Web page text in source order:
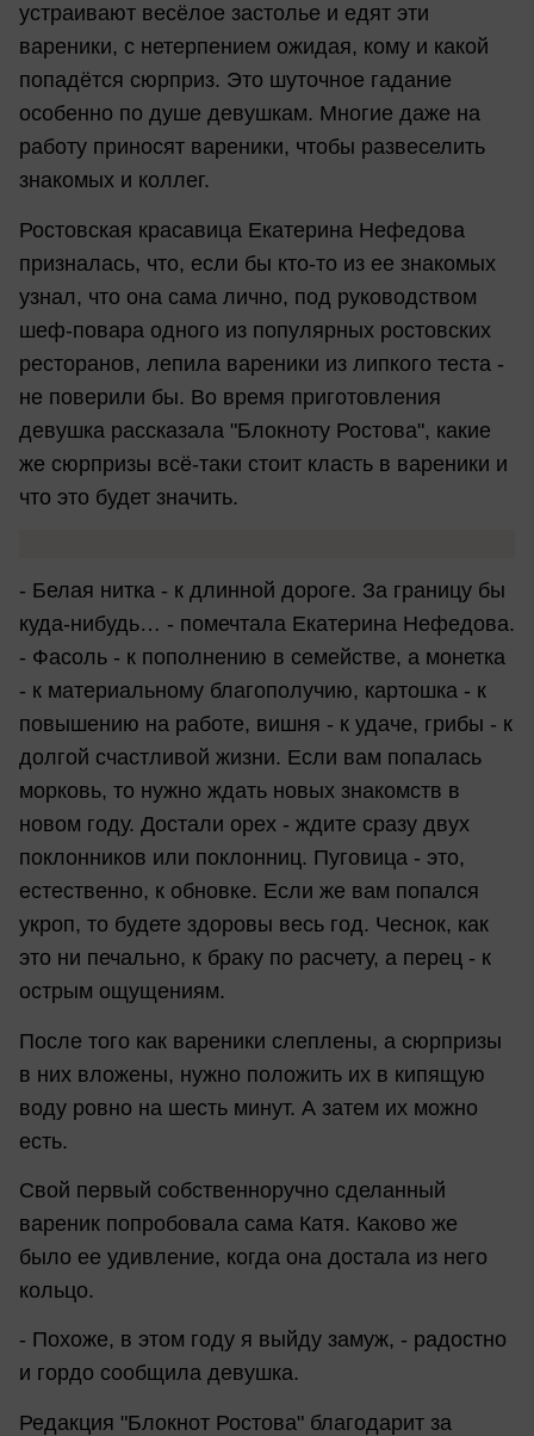
устраивают весёлое застолье и едят эти
вареники, с нетерпением ожидая, кому и какой
попадётся сюрприз. Это шуточное гадание
особенно по душе девушкам. Многие даже на
работу приносят вареники, чтобы развеселить
знакомых и коллег.
Ростовская красавица Екатерина Нефедова
призналась, что, если бы кто-то из ее знакомых
узнал, что она сама лично, под руководством
шеф-повара одного из популярных ростовских
ресторанов, лепила вареники из липкого теста -
не поверили бы. Во время приготовления
девушка рассказала "Блокноту Ростова", какие
же сюрпризы всё-таки стоит класть в вареники и
что это будет значить.
- Белая нитка - к длинной дороге. За границу бы
куда-нибудь… - помечтала Екатерина Нефедова.
- Фасоль - к пополнению в семействе, а монетка
- к материальному благополучию, картошка - к
повышению на работе, вишня - к удаче, грибы - к
долгой счастливой жизни. Если вам попалась
морковь, то нужно ждать новых знакомств в
новом году. Достали орех - ждите сразу двух
поклонников или поклонниц. Пуговица - это,
естественно, к обновке. Если же вам попался
укроп, то будете здоровы весь год. Чеснок, как
это ни печально, к браку по расчету, а перец - к
острым ощущениям.
После того как вареники слеплены, а сюрпризы
в них вложены, нужно положить их в кипящую
воду ровно на шесть минут. А затем их можно
есть.
Свой первый собственноручно сделанный
вареник попробовала сама Катя. Каково же
было ее удивление, когда она достала из него
кольцо.
- Похоже, в этом году я выйду замуж, - радостно
и гордо сообщила девушка.
Редакция "Блокнот Ростова" благодарит за